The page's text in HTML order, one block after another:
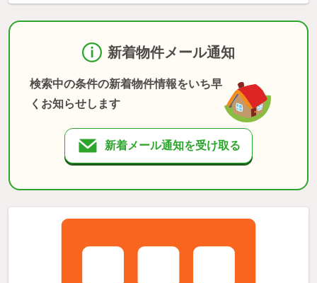
新着物件メール通知
検索中の条件の新着物件情報をいち早
くお知らせします
新着メール通知を受け取る